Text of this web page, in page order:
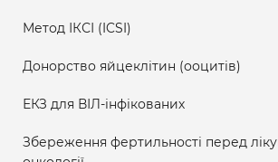
Метод ІКСІ (ICSI)
Донорство яйцеклітин (ооцитів)
ЕКЗ для ВІЛ-інфікованих
Збереження фертильності перед